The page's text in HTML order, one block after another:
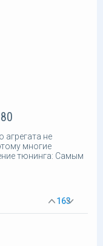
не
многие
тюнинга: Самым
163